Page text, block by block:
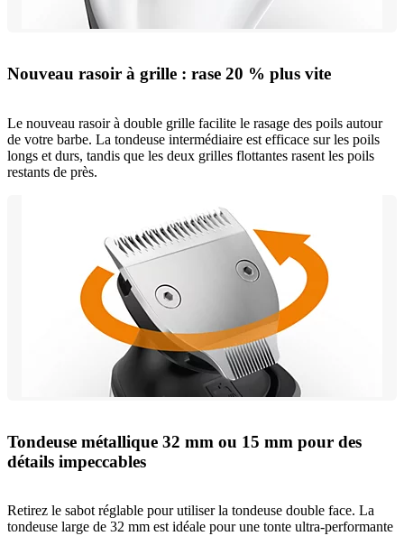
Nouveau rasoir à grille : rase 20 % plus vite
Le nouveau rasoir à double grille facilite le rasage des poils autour
de votre barbe. La tondeuse intermédiaire est efficace sur les poils
longs et durs, tandis que les deux grilles flottantes rasent les poils
restants de près.
Tondeuse métallique 32 mm ou 15 mm pour des
détails impeccables
Retirez le sabot réglable pour utiliser la tondeuse double face. La
tondeuse large de 32 mm est idéale pour une tonte ultra-performante